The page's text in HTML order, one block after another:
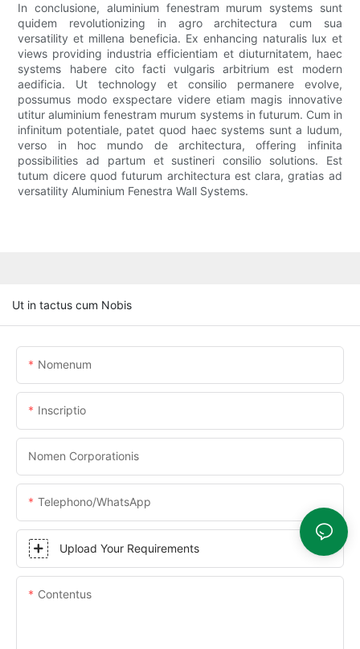
In conclusione, aluminium fenestram murum systems sunt
quidem revolutionizing in agro architectura cum sua
versatility et millena beneficia. Ex enhancing naturalis lux et
views providing industria efficientiam et diuturnitatem, haec
systems habere cito facti vulgaris arbitrium est modern
aedificia. Ut technology et consilio permanere evolve,
possumus modo exspectare videre etiam magis innovative
utitur aluminium fenestram murum systems in futurum. Cum in
infinitum potentiale, patet quod haec systems sunt a ludum,
verso in hoc mundo de architectura, offering infinita
possibilities ad partum et sustineri consilio solutions. Est
tutum dicere quod futurum architectura est clara, gratias ad
versatility Aluminium Fenestra Wall Systems.
Ut in tactus cum Nobis
Nomenum
Inscriptio
Nomen Corporationis
Telephono/WhatsApp
Upload Your Requirements
Contentus